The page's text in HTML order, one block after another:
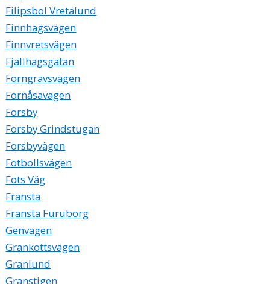
Filipsbol Vretalund
Finnhagsvägen
Finnvretsvägen
Fjällhagsgatan
Forngravsvägen
Fornåsavägen
Forsby
Forsby Grindstugan
Forsbyvägen
Fotbollsvägen
Fots Väg
Fransta
Fransta Furuborg
Genvägen
Grankottsvägen
Granlund
Granstigen